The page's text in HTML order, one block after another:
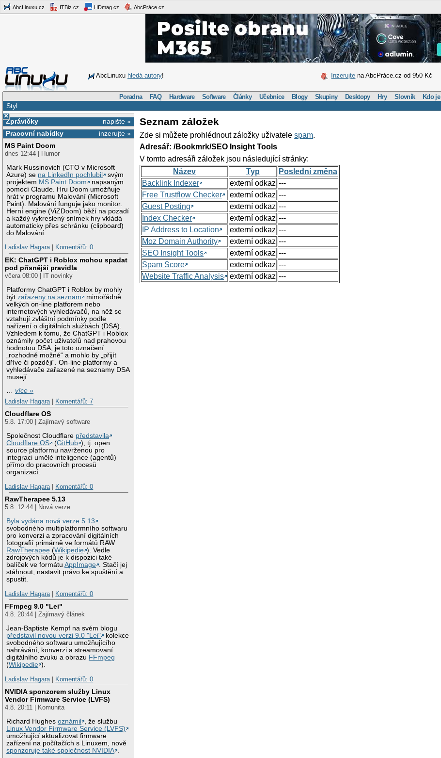
AbcLinuxu.cz ITBiz.cz HDmag.cz AbcPráce.cz
AbcLinuxu hledá autory! Inzerujte na AbcPráce.cz od 950 Kč
Poradna FAQ Hardware Software Články Učebnice Blogy Skupiny Desktopy Hry Slovník Kdo je
Styl
×
napište »
Zprávičky
inzerujte »
Pracovní nabídky
MS Paint Doom
dnes 12:44 | Humor
Mark Russinovich (CTO v Microsoft
Azure) se na LinkedIn pochlubil
svým
projektem MS Paint Doom
napsaným
pomocí Claude. Hru Doom umožňuje
hrát v programu Malování (Microsoft
Paint). Malování funguje jako monitor.
Herní engine (ViZDoom) běží na pozadí
a každý vykreslený snímek hry vkládá
automaticky přes schránku (clipboard)
do Malování.
Ladislav Hagara| Komentářů: 0
EK: ChatGPT i Roblox mohou spadat
pod přísnější pravidla
včera 08:00 | IT novinky
Platformy ChatGPT i Roblox by mohly
býtzařazeny na seznam
mimořádně
velkých on-line platforem nebo
internetových vyhledávačů, na něž se
vztahují zvláštní podmínky podle
nařízení o digitálních službách (DSA).
Vzhledem k tomu, že ChatGPT i Roblox
oznámily počet uživatelů nad prahovou
hodnotou DSA, je toto označení
„rozhodně možné“ a mohlo by „přijít
dříve či později“. On-line platformy a
vyhledávače zařazené na seznamy DSA
musejí
…více »
Ladislav Hagara
Komentářů: 7
Cloudflare OS
5.8. 17:00 | Zajímavý software
Společnost Cloudflare představila
Cloudflare OS
(GitHub ), tj. open
source platformu navrženou pro
integraci umělé inteligence (agentů)
přímo do pracovních procesů
organizací.
Ladislav Hagara
Komentářů: 0
RawTherapee 5.13
5.8. 12:44 | Nová verze
Byla vydána nová verze 5.13
svobodného multiplatformního softwaru
pro konverzi a zpracování digitálních
fotografií primárně ve formátů RAW
RawTherapee (Wikipedie ). Vedle
zdrojových kódů je k dispozici také
balíček ve formátuAppImage . Stačí jej
stáhnout, nastavit právo ke spuštění a
spustit.
Ladislav Hagara
Komentářů: 0
FFmpeg 9.0 "Lei"
4.8. 20:44 | Zajímavý článek
Jean-Baptiste Kempf na svém blogu
představil novou verzi 9.0 "Lei"
kolekce
svobodného softwaru umožňujícího
nahrávání, konverzi a streamovaní
digitálního zvuku a obrazu FFmpeg
(Wikipedie ).
Ladislav Hagara | Komentářů: 0
NVIDIA sponzorem služby Linux
Vendor Firmware Service (LVFS)
4.8. 20:11 | Komunita
Richard Hughesoznámil
, že službu
Linux Vendor Firmware Service (LVFS)
umožňující aktualizovat firmware
zařízení na počítačích s Linuxem, nově
sponzoruje také společnost NVIDIA .
Seznam záložek
Zde si můžete prohlédnout záložky uživatelespam.
Adresář: /Bookmrk/SEO Insight Tools
V tomto adresáři záložek jsou následující stránky:
Název
Typ
Poslední změna
Backlink Indexer
externí odkaz ---
Free Trustflow Checker
externí odkaz ---
Guest Posting
externí odkaz ---
Index Checker
externí odkaz ---
IP Address to Location
externí odkaz ---
Moz Domain Authority
externí odkaz ---
SEO Insight Tools
externí odkaz ---
Spam Score
externí odkaz ---
Website Traffic Analysis
externí odkaz ---